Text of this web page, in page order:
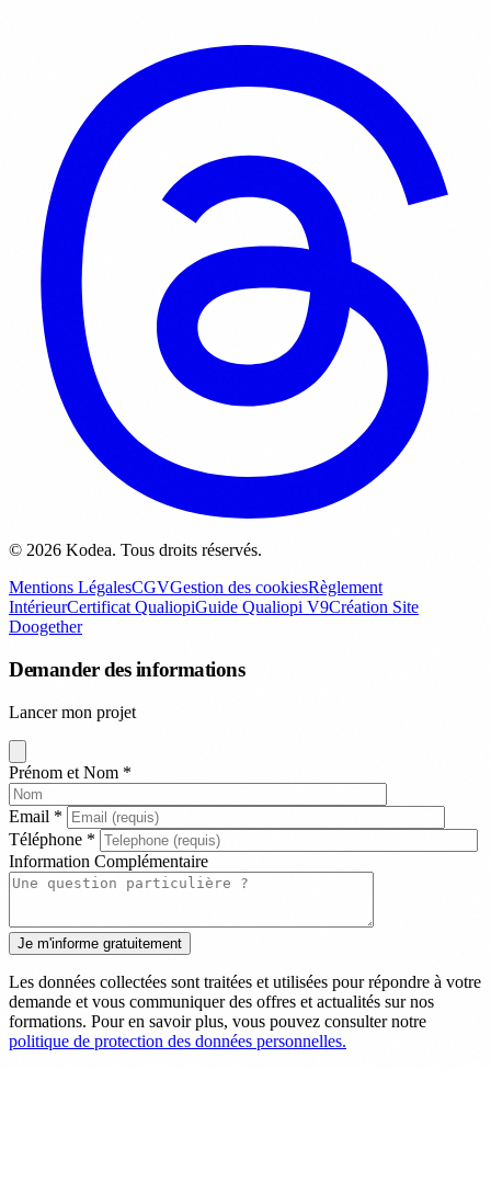
© 2026 Kodea. Tous droits réservés.
Mentions LégalesCGVGestion des cookiesRèglement
IntérieurCertificat QualiopiGuide Qualiopi V9Création Site
Doogether
Demander des informations
Lancer mon projet
Prénom et Nom *
Email *
Téléphone *
Information Complémentaire
Les données collectées sont traitées et utilisées pour répondre à votre
demande et vous communiquer des offres et actualités sur nos
formations. Pour en savoir plus, vous pouvez consulter notre
politique de protection des données personnelles.